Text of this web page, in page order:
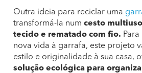
Outra ideia para reciclar uma
transformá-la num cesto
tecido e rematado com fio.
nova vida à garrafa, este projeto
estilo e originalidade à sua casa,
solução ecológica para